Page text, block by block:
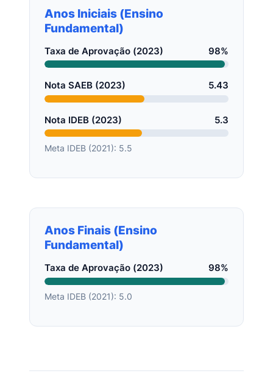
Anos Iniciais (Ensino
Fundamental)
Taxa de Aprovação (2023) 98%
Nota SAEB (2023) 5.43
Nota IDEB (2023) 5.3
Meta IDEB (2021): 5.5
Anos Finais (Ensino
Fundamental)
Taxa de Aprovação (2023) 98%
Meta IDEB (2021): 5.0